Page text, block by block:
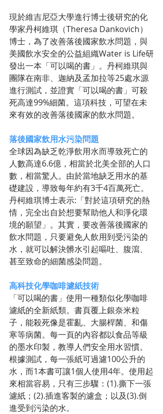
現於維吉尼亞大學進行博士後研究的化
學家丹柯維琪（Theresa Dankovich）
博士，為了改善落後國家飲水問題，與
美國飲水安全的公益組織Water is Life研
發出一本「可以喝的書」。丹柯維琪與
團隊在南非、迦納及孟加拉等25處水源
進行測試，並證實「可以喝的書」可殺
死高達99%細菌。這項科技，可望在未
來有效的改善落後國家的飲水問題。
落後國家飲用水污染問題
全球因為缺乏乾淨飲用水而導致死亡的
人數高達6.6億，相當於北美全部的人口
數，相當驚人。由於當地缺乏用水的基
礎建設，導致每年約有3千4百萬死亡。
丹柯維琪博士表示:「對於這項研究的熱
情，完全出自於想要幫助他人和淨化環
境的願望」。其實，要改善落後國家的
飲水問題，只要避免人飲用到受污染的
水，就可以解決髒水引起嘔吐、腹瀉、
甚至致命的細菌感染問題。
高科技化學咖啡濾紙技術
「可以喝的書」使用一種類似化學咖啡
濾紙的全新紙類。書頁覆上銀奈米粒
子，能殺死像是霍亂、大腸桿菌、和傷
寒等病菌。每一頁的內容都以食品等級
的墨水印製，教導人們安全用水習慣。
根據測試，每一張紙可過濾100公升的
水，而1本書可讓1個人使用4年。使用起
來相當容易，只有三步驟：(1).撕下一張
濾紙；(2).插進客製的濾盒；以及(3).倒
進受到污染的水。